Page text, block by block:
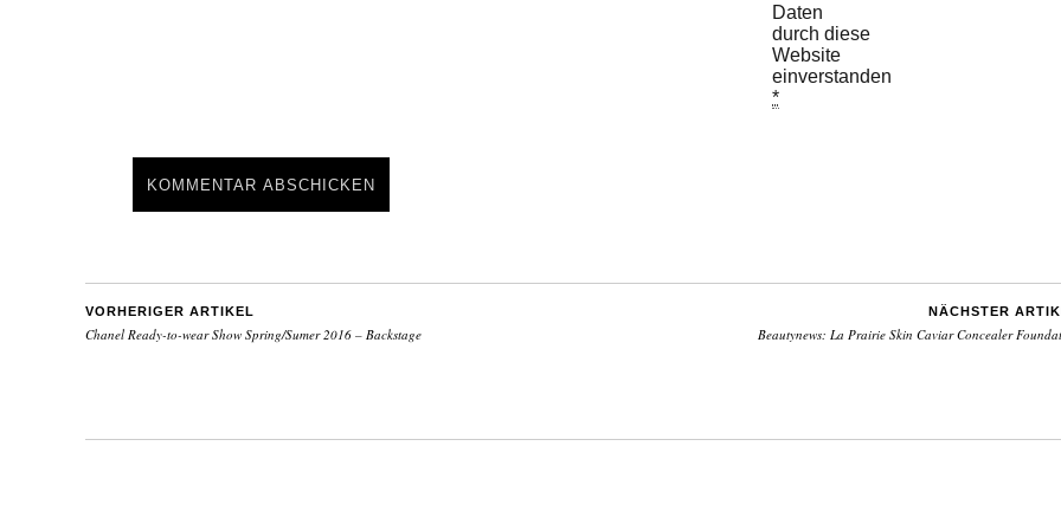
Daten
durch diese
Website
einverstanden.
*
VORHERIGER ARTIKEL
Chanel Ready-to-wear Show Spring/Sumer 2016 – Backstage
NÄCHSTER
Beautynews: La Prairie Skin Caviar Concealer